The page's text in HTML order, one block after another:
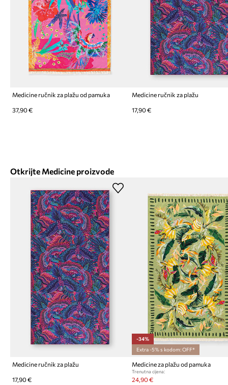
Medicine ručnik za plažu od pamuka
37,90 €
Medicine ručnik za plažu
17,90 €
Otkrijte Medicine proizvode
Medicine ručnik za plažu
17,90 €
-34%
Extra -5% s kodom: OFF*
Medicine za plažu od pamuka
Trenutna cijena:
24,90 €